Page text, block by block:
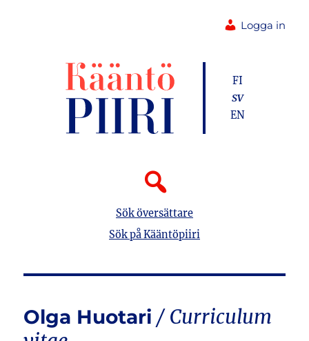
Logga in
Sök översättare
Sök på Kääntöpiiri
FI
SV
EN
Olga Huotari